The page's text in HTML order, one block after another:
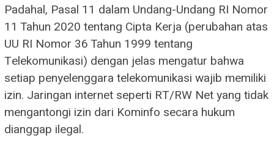
Padahal, Pasal 11 dalam Undang-Undang RI Nomor
11 Tahun 2020 tentang Cipta Kerja (perubahan atas
UU RI Nomor 36 Tahun 1999 tentang
Telekomunikasi) dengan jelas mengatur bahwa
setiap penyelenggara telekomunikasi wajib memiliki
izin. Jaringan internet seperti RT/RW Net yang tidak
mengantongi izin dari Kominfo secara hukum
dianggap ilegal.